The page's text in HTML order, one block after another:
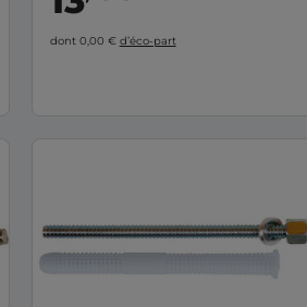
dont 0,00 € d’éco-part